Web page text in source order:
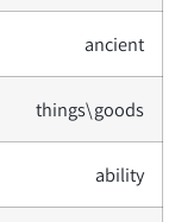
ancient
things\goods
ability